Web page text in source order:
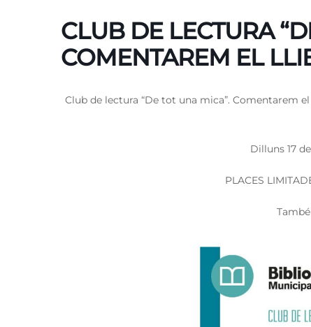
CLUB DE LECTURA
COMENTAREM EL
Club de lectura “De tot una mica”. Comentarem
Dilluns 17
PLACES